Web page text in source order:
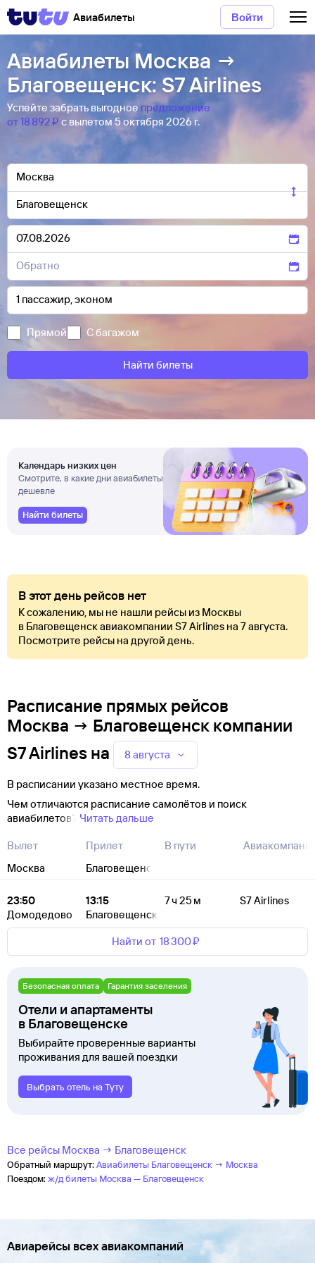
Авиабилеты Войти
Авиабилеты Москва →
Благовещенск: S7 Airlines
Успейте забрать выгодноепредложение
от 18 ⁠892 ⁠₽ с вылетом 5 октября 2026 г.
Прямой С багажом
Найти билеты
Календарь низких цен
Смотрите, в какие дни авиабилеты
дешевле
Найти билеты
В этот день рейсов нет
К сожалению, мы не нашли рейсы из Москвы
в Благовещенск авиакомпании S7 Airlines на 7 августа.
Посмотрите рейсы на другой день.
Расписание прямых рейсов
Москва → Благовещенск компании
S7 Airlines на 8 августа
В расписании указано местное время.
Чем отличаются расписание самолётов и поиск
авиабилетов? Читать дальше
Вылет
Москва
Прилет
Благовещенск
В пути
23:50
Домодедово
13:15
Благовещенск
7 ч 25 м S7 Airlines
Найти от 18 ⁠300 ⁠₽
Безопасная оплата Гарантия заселения
Отели и апартаменты
в Благовещенске
Выбирайте проверенные варианты
проживания для вашей поездки
Выбрать отель на Туту
Все рейсы Москва → Благовещенск
Обратный маршрут:Авиабилеты Благовещенск → Москва
Поездом:ж/д билеты Москва — Благовещенск
Авиарейсы всех авиакомпаний